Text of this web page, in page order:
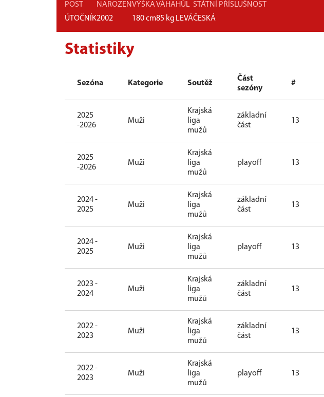
POST
ÚTOČNÍK
NAROZEN
2002
VÝŠKA
180cm
VÁHA
85 kg
HŮL
LEVÁ
STÁTNÍ PŘÍSLUŠNOST
ČESKÁ
Statistiky
Sezóna Kategorie Soutěž
Část
sezóny
#
2025
-2026
Muži
Krajská
liga
mužů
základní
část
13
2025
-2026
Muži
Krajská
liga
mužů
playoff 13
2024 -
2025
Muži
Krajská
liga
mužů
základní
část
13
2024 -
2025
Muži
Krajská
liga
mužů
playoff 13
2023 -
2024
Muži
Krajská
liga
mužů
základní
část
13
2022 -
2023
Muži
Krajská
liga
mužů
základní
část
13
2022 -
2023
Muži
Krajská
liga
mužů
playoff 13